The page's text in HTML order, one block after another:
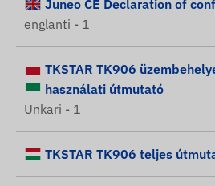
Juneo CE Declaration of
englanti - 1
TKSTAR TK906
használati útmutató
Unkari - 1
TKSTAR TK906 teljes